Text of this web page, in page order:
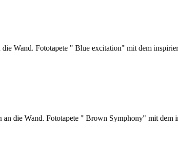
Wand. Fototapete " Blue excitation" mit dem
die Wand. Fototapete " Brown Symphony" mit dem